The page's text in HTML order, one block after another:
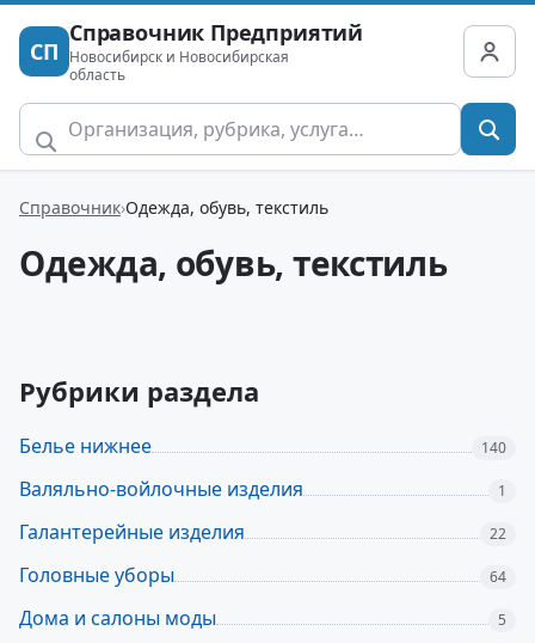
СП
Справочник Предприятий
Новосибирск и Новосибирская
область
Справочник Одежда, обувь, текстиль
Одежда, обувь, текстиль
Рубрики раздела
Белье нижнее 140
Валяльно-войлочные изделия 1
Галантерейные изделия 22
Головные уборы 64
Дома и салоны моды 5